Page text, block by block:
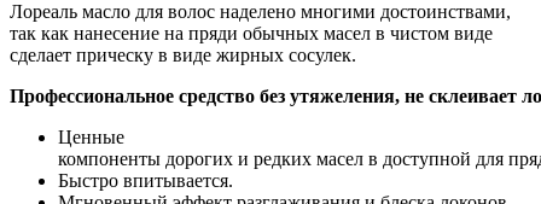
Лореаль масло для волос наделено многими достоинствами,
так как нанесение на пряди обычных масел в чистом виде
сделает прическу в виде жирных сосулек.
Профессиональное средство без утяжеления, не склеивает
Ценные
компоненты дорогих и редких масел в доступной для
Быстро впитывается.